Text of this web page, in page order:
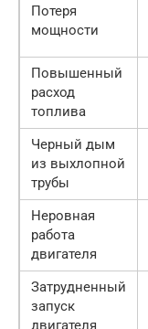
Потеря
мощности
Повышенный
расход
топлива
Черный дым
из выхлопной
трубы
Неровная
работа
двигателя
Затрудненный
запуск
двигателя